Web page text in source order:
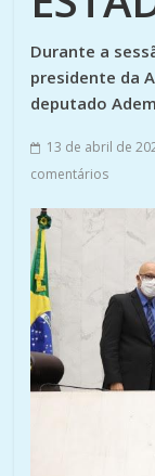
Durante a
presidente da
deputado
13 de abril de
comentários